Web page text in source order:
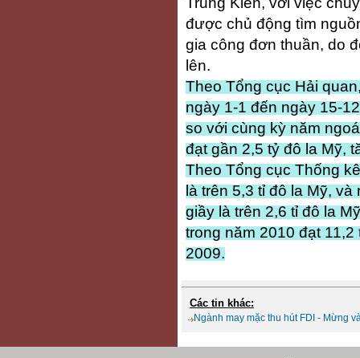
được chủ động tìm
gia công đơn thuần, do
lên.
Theo Tổng cục Hải
ngày 1-1 đến ngày 15-
so với cùng kỳ năm
đạt gần 2,5 tỷ đô la Mỹ,
Theo Tổng cục Thống
là trên 5,3 tỉ đô la Mỹ,
giầy là trên 2,6 tỉ đô la
trong năm 2010 đạt
2009.
Các tin khác:
Ngành may mặc thu hút FDI - Mừng